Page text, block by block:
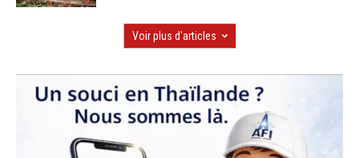
Voir plus d'articles